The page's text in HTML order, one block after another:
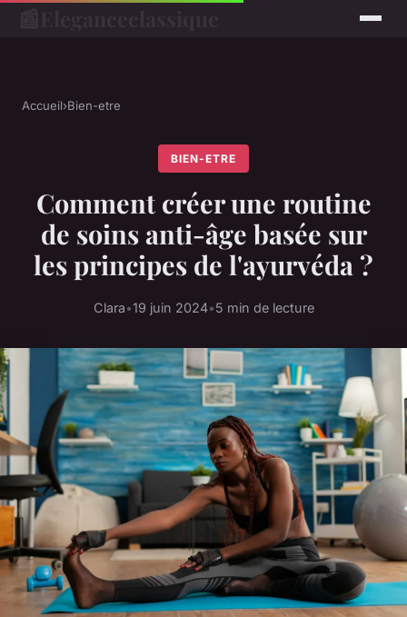
Accueil›Bien-etre
BIEN-ETRE
Comment créer une routine
de soins anti-âge basée sur
les principes de l'ayurvéda ?
Clara•19 juin 2024•5 min de lecture